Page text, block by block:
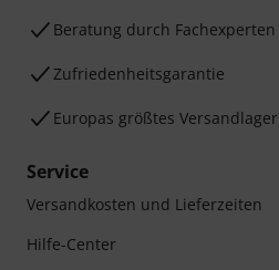
Beratung durch Fachexperten
Zufriedenheitsgarantie
Europas größtes Versandlager
Service
Versandkosten und Lieferzeiten
Hilfe-Center